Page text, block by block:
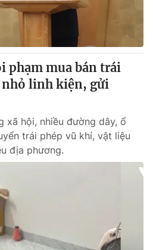
phạm mua bán trái
nhỏ linh kiện, gửi
xã hội, nhiều đường dây, ổ
trái phép vũ khí, vật liệu
địa phương.